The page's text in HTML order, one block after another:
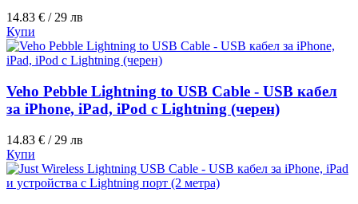
14.83 € / 29 лв
Купи
Veho Pebble Lightning to USB Cable - USB кабел
за iPhone, iPad, iPod с Lightning (черен)
14.83 € / 29 лв
Купи